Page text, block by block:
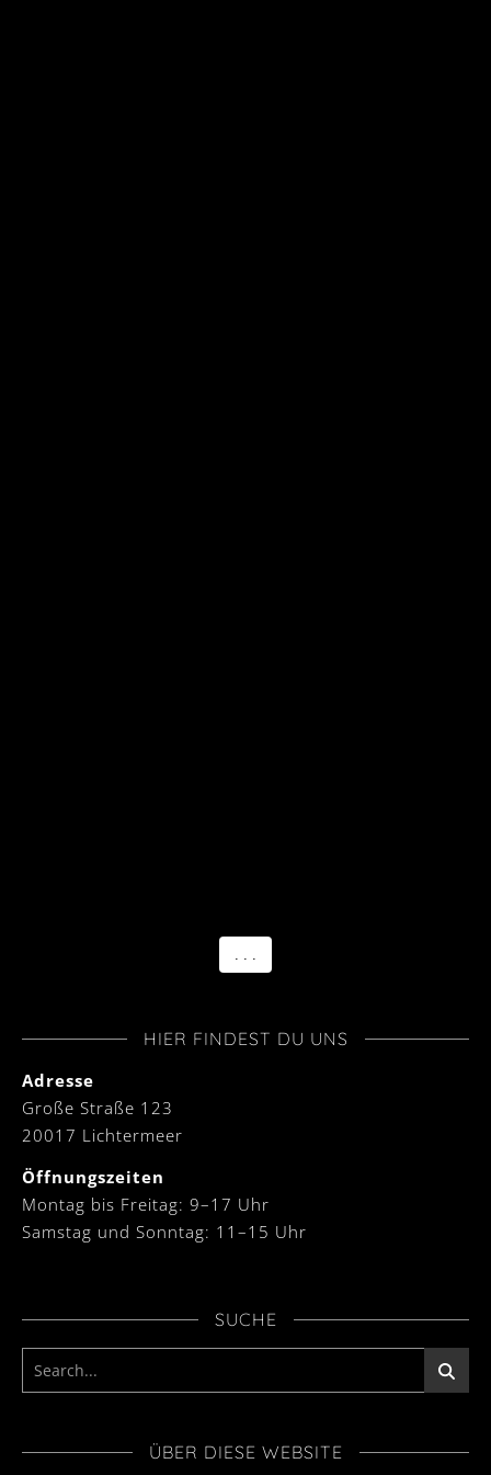
. . .
HIER FINDEST DU UNS
Adresse
Große Straße 123
20017 Lichtermeer
Öffnungszeiten
Montag bis Freitag: 9–17 Uhr
Samstag und Sonntag: 11–15 Uhr
SUCHE
ÜBER DIESE WEBSITE